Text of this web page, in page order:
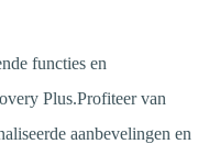
functies en
Plus.Profiteer van
aanbevelingen en